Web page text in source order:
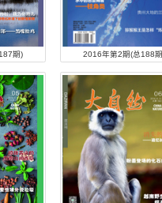
2016年
2006年
1996年
1986年
2016年